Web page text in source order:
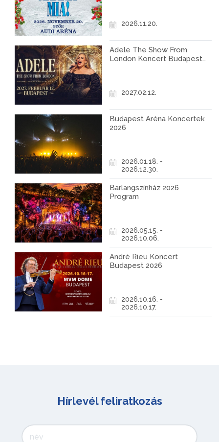
2026.11.20.
Adele The Show From
London Koncert Budapest
2027.02.12.
Budapest Aréna Koncertek
2026
2026.01.18. -
2026.12.30.
Barlangszínház 2026
Program
2026.05.15. -
2026.10.06.
André Rieu Koncert
Budapest 2026
2026.10.16. -
2026.10.17.
Hírlevél feliratkozás